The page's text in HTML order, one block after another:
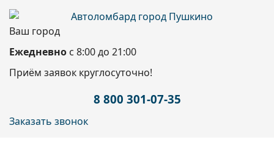
Ваш город
Ежедневно с 8:00 до 21:00
Приём заявок круглосуточно!
8 800 301-07-35
Заказать звонок